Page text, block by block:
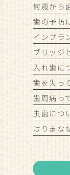
何歳から
歯の予防
インプラ
ブリッジ
入れ歯に
歯周病っ
虫歯につ
はりまな